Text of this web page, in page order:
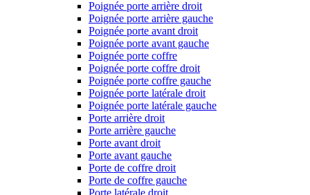
Poignée porte arrière droit
Poignée porte arrière gauche
Poignée porte avant droit
Poignée porte avant gauche
Poignée porte coffre
Poignée porte coffre droit
Poignée porte coffre gauche
Poignée porte latérale droit
Poignée porte latérale gauche
Porte arrière droit
Porte arrière gauche
Porte avant droit
Porte avant gauche
Porte de coffre droit
Porte de coffre gauche
Porte latérale droit